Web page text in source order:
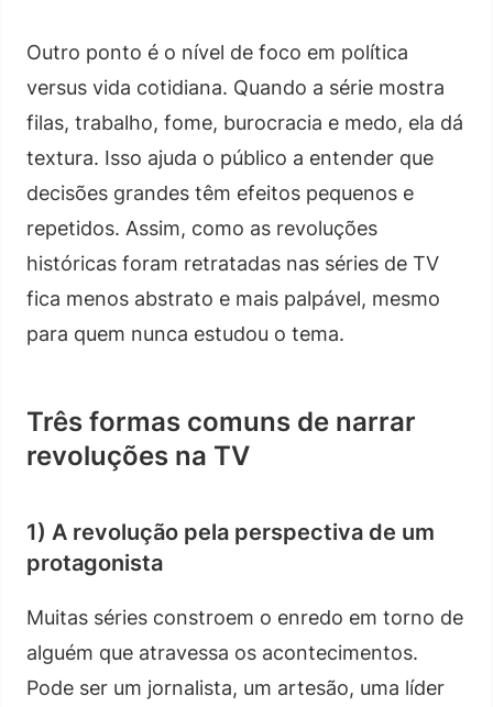
Outro ponto é o nível de foco em política
versus vida cotidiana. Quando a série mostra
filas, trabalho, fome, burocracia e medo, ela dá
textura. Isso ajuda o público a entender que
decisões grandes têm efeitos pequenos e
repetidos. Assim, como as revoluções
históricas foram retratadas nas séries de TV
fica menos abstrato e mais palpável, mesmo
para quem nunca estudou o tema.
Três formas comuns de narrar
revoluções na TV
1) A revolução pela perspectiva de um
protagonista
Muitas séries constroem o enredo em torno de
alguém que atravessa os acontecimentos.
Pode ser um jornalista, um artesão, uma líder